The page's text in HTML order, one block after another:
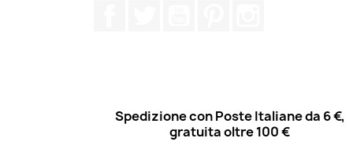
Spedizione con Poste Italiane da 6 €,
gratuita oltre 100 €